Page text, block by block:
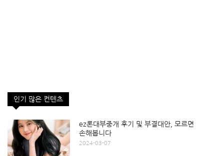
인기 많은 컨텐츠
ez론대부중개 후기 및 부결대안, 모르면
손해봅니다
2024-03-07